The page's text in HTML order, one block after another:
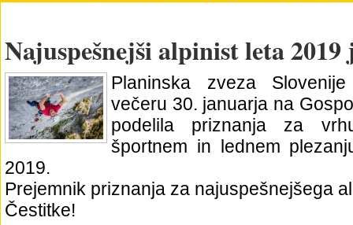
Najuspešnejši alpinist leta
Planinska zveza
večeru 30. januarja na
podelila priznanja za
športnem in lednem
2019.
Prejemnik priznanja za najuspešnejšega
Čestitke!